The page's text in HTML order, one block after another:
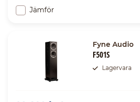
Jämför
Fyne Audio
F501S
Lagervara